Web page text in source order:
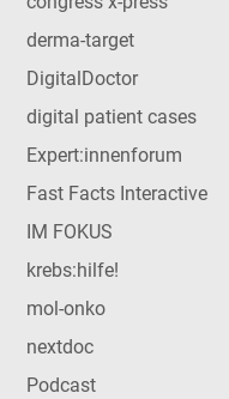
derma-target
DigitalDoctor
digital patient cases
Expert:innenforum
Fast Facts Interactive
IM FOKUS
krebs:hilfe!
mol-onko
nextdoc
Podcast